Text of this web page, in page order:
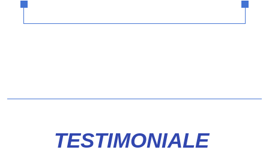
TESTIMONIALE